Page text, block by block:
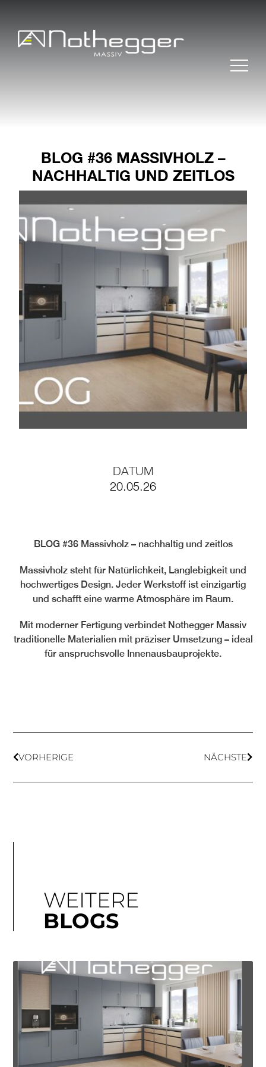
BLOG #37 Präzise
effiziente Projekte
BLOG #36 Massivholz –
nachhaltig und zeitlos
BLOG #35- Effizient
arbeiten mit
Möbelfertigteilen
BLOG #34-
Digitalisierung in der
Holzbranche
BLOG #33- Massivholz
im modernen
Innenausbau
BLOG #36 MASSIVHOLZ –
NACHHALTIG UND ZEITLOS
DATUM
20.05.26
BLOG #36 Massivholz – nachhaltig und zeitlos
Massivholz steht für Natürlichkeit, Langlebigkeit und
hochwertiges Design. Jeder Werkstoff ist einzigartig
und schafft eine warme Atmosphäre im Raum.
Mit moderner Fertigung verbindet Nothegger Massiv
traditionelle Materialien mit präziser Umsetzung – ideal
für anspruchsvolle Innenausbauprojekte.
VORHERIGE NÄCHSTE
WEITERE
BLOGS